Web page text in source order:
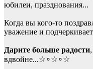
юбилеи, празднования...
Когда вы кого-то
уважение и
Дарите больше радости
вдвойне...☆∘☆∘☆